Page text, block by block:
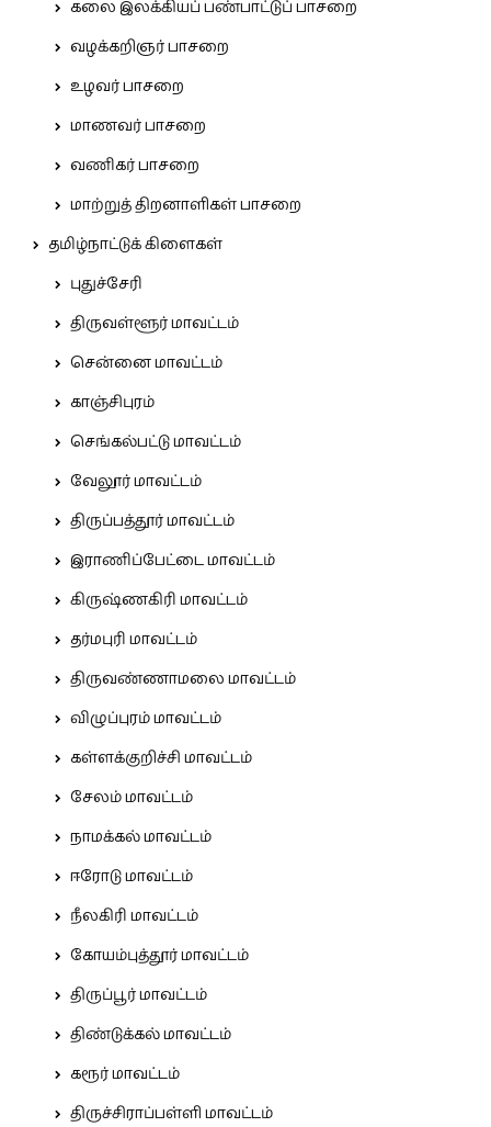
கலை இலக்கியப் பண்பாட்டுப் பாசறை
வழக்கறிஞர் பாசறை
உழவர் பாசறை
மாணவர் பாசறை
வணிகர் பாசறை
மாற்றுத் திறனாளிகள் பாசறை
தமிழ்நாட்டுக் கிளைகள்
புதுச்சேரி
திருவள்ளூர் மாவட்டம்
சென்னை மாவட்டம்
காஞ்சிபுரம்
செங்கல்பட்டு மாவட்டம்
வேலூர் மாவட்டம்
திருப்பத்தூர் மாவட்டம்
இராணிப்பேட்டை மாவட்டம்
கிருஷ்ணகிரி மாவட்டம்
தர்மபுரி மாவட்டம்
திருவண்ணாமலை மாவட்டம்
விழுப்புரம் மாவட்டம்
கள்ளக்குறிச்சி மாவட்டம்
சேலம் மாவட்டம்
நாமக்கல் மாவட்டம்
ஈரோடு மாவட்டம்
நீலகிரி மாவட்டம்
கோயம்புத்தூர் மாவட்டம்
திருப்பூர் மாவட்டம்
திண்டுக்கல் மாவட்டம்
கரூர் மாவட்டம்
திருச்சிராப்பள்ளி மாவட்டம்